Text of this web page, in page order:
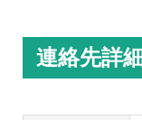
連絡先詳